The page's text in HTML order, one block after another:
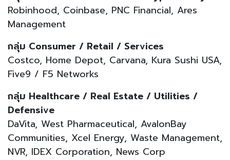
Robinhood, Coinbase, PNC Financial, Ares
Management
กลุ่ม Consumer / Retail / Services
Costco, Home Depot, Carvana, Kura Sushi USA,
Five9 / F5 Networks
กลุ่ม Healthcare / Real Estate / Utilities /
Defensive
DaVita, West Pharmaceutical, AvalonBay
Communities, Xcel Energy, Waste Management,
NVR, IDEX Corporation, News Corp